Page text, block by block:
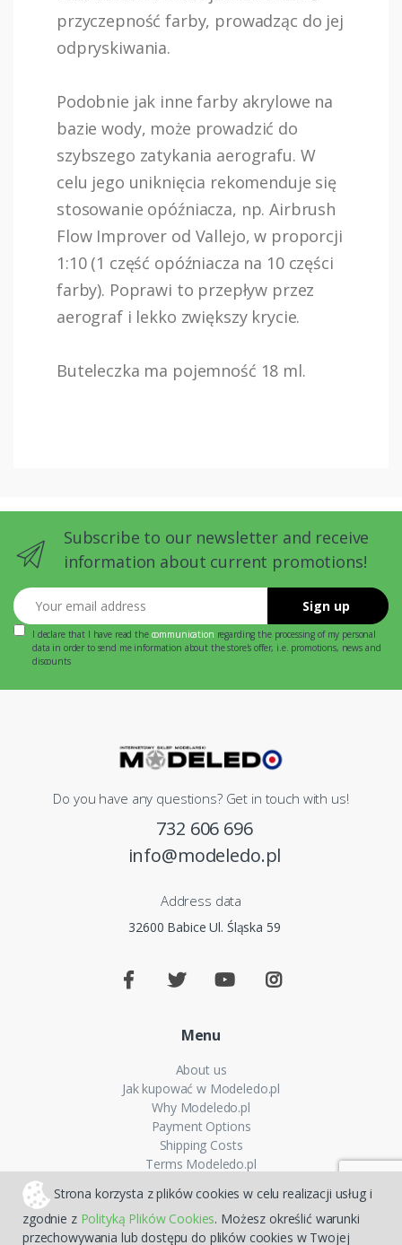
Strona korzysta z plików cookies w celu realizacji usług i
zgodnie z Polityką Plików Cookies. Możesz określić warunki
przechowywania lub dostępu do plików cookies w Twojej
przyczepność farby, prowadząc do jej
odpryskiwania.
Podobnie jak inne farby akrylowe na
bazie wody, może prowadzić do
szybszego zatykania aerografu. W
celu jego uniknięcia rekomenduje się
stosowanie opóźniacza, np. Airbrush
Flow Improver od Vallejo, w proporcji
1:10 (1 część opóźniacza na 10 części
farby). Poprawi to przepływ przez
aerograf i lekko zwiększy krycie.
Buteleczka ma pojemność 18 ml.
Subscribe to our newsletter and receive
information about current promotions!
Your email address
Sign up
I declare that I have read the communication regarding the processing of my personal
data in order to send me information about the store's offer, i.e. promotions, news and
discounts
Do you have any questions? Get in touch with us!
732 606 696
info@modeledo.pl
Address data
32600 Babice Ul. Śląska 59
Menu
About us
Jak kupować w Modeledo.pl
Why Modeledo.pl
Payment Options
Shipping Costs
Terms Modeledo.pl
Privacy policy
FAQ
Sitemap